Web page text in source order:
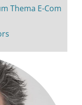
Thema E-Com